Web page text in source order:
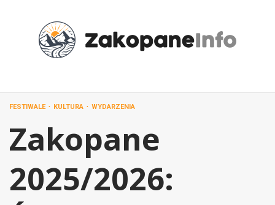
FESTIWALE KULTURA WYDARZENIA
Zakopane
2025/2026: